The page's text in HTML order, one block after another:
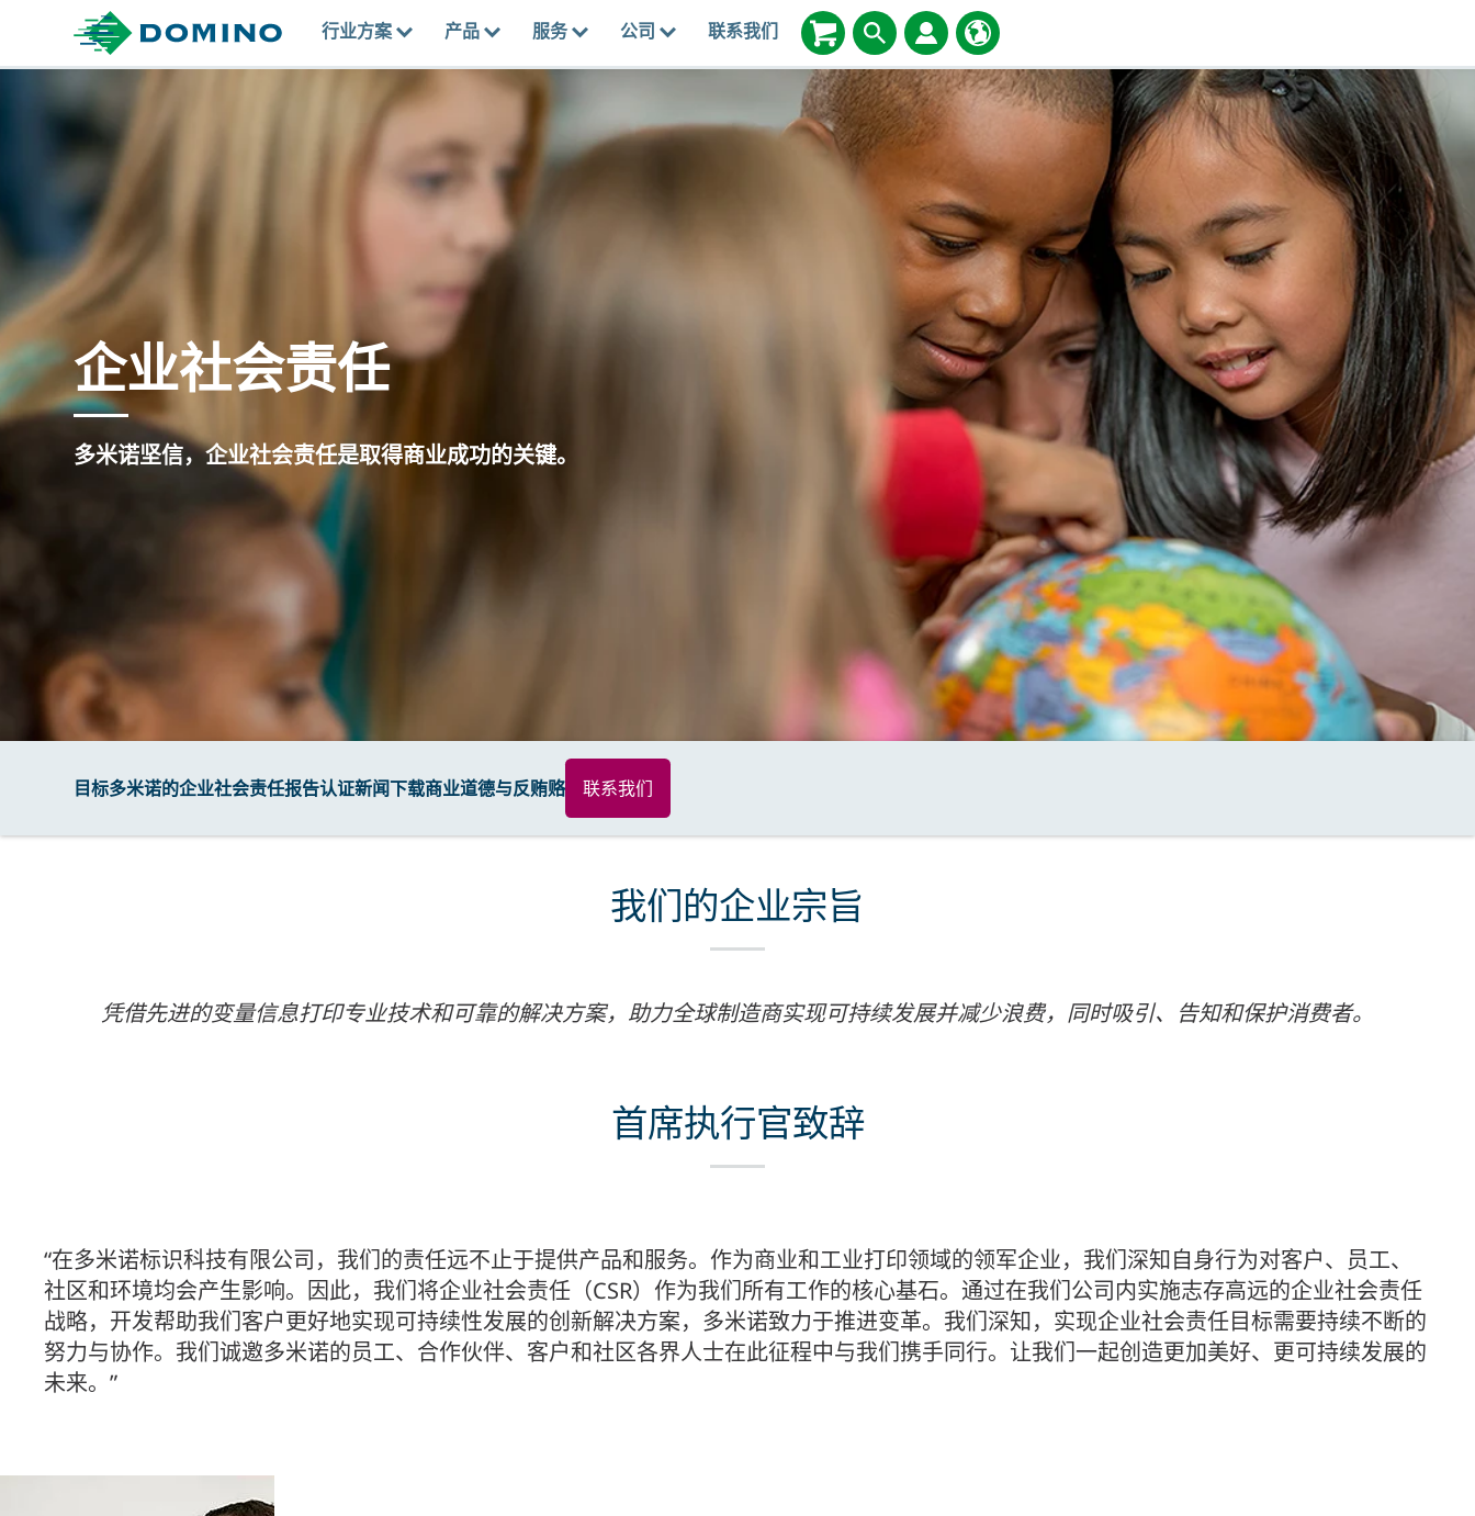
行业方案 产品 服务 公司 联系我们
企业社会责任
多米诺坚信，企业社会责任是取得商业成功的关键。
目标多米诺的企业社会责任报告认证新闻下载商业道德与反贿赂 联系我们
我们的企业宗旨
凭借先进的变量信息打印专业技术和可靠的解决方案，助力全球制造商实现可持续发展并减少浪费，同时吸引、告知和保护消费者。
首席执行官致辞
“在多米诺标识科技有限公司，我们的责任远不止于提供产品和服务。作为商业和工业打印领域的领军企业，我们深知自身行为对客户、员工、
社区和环境均会产生影响。因此，我们将企业社会责任（CSR）作为我们所有工作的核心基石。通过在我们公司内实施志存高远的企业社会责任
战略，开发帮助我们客户更好地实现可持续性发展的创新解决方案，多米诺致力于推进变革。我们深知，实现企业社会责任目标需要持续不断的
努力与协作。我们诚邀多米诺的员工、合作伙伴、客户和社区各界人士在此征程中与我们携手同行。让我们一起创造更加美好、更可持续发展的
未来。”